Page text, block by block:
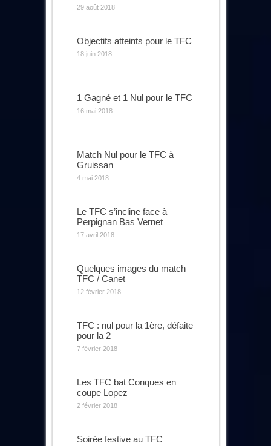
29 août 2018
Objectifs atteints pour le TFC
18 juin 2018
1 Gagné et 1 Nul pour le TFC
16 mai 2018
Match Nul pour le TFC à
Gruissan
4 mai 2018
Le TFC s’incline face à
Perpignan Bas Vernet
17 avril 2018
Quelques images du match
TFC / Canet
12 février 2018
TFC : nul pour la 1ère, défaite
pour la 2
7 février 2018
Les TFC bat Conques en
coupe Lopez
2 février 2018
Soirée festive au TFC